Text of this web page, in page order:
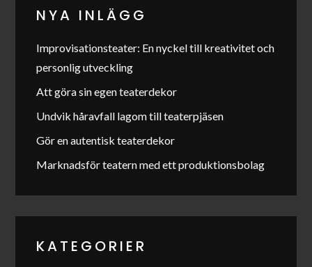
NYA INLÄGG
Improvisationsteater: En nyckel till kreativitet och
personlig utveckling
Att göra sin egen teaterdekor
Undvik håravfall lagom till teaterpjäsen
Gör en autentisk teaterdekor
Marknadsför teatern med ett produktionsbolag
KATEGORIER